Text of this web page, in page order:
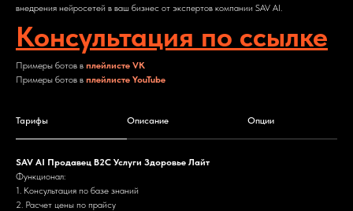
внедрения нейросетей в ваш бизнес от экспертов компании SAV AI.
Консультация по ссылке
Примеры ботов в плейлисте VK
Примеры ботов в плейлисте YouTube
Тарифы Описание Опции
SAV AI Продавец B2C Услуги Здоровье Лайт
Функционал:
1. Консультация по базе знаний
2. Расчет цены по прайсу